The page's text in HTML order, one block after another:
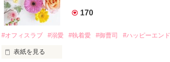
夏木美桜(なつきみお)
✕
鳴海哲平 (なるみてっぺい)
止まっていたはずの二人の時間が、再び動き出す。
170
#オフィスラブ #溺愛 #執着愛 #御曹司 #ハッピーエンド
表紙を見る